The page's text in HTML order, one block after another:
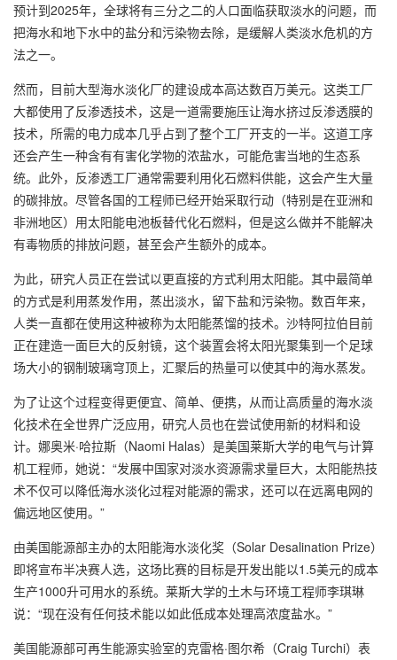
预计到2025年，全球将有三分之二的人口面临获取淡水的问题，而
把海水和地下水中的盐分和污染物去除，是缓解人类淡水危机的方
法之一。
然而，目前大型海水淡化厂的建设成本高达数百万美元。这类工厂
大都使用了反渗透技术，这是一道需要施压让海水挤过反渗透膜的
技术，所需的电力成本几乎占到了整个工厂开支的一半。这道工序
还会产生一种含有有害化学物的浓盐水，可能危害当地的生态系
统。此外，反渗透工厂通常需要利用化石燃料供能，这会产生大量
的碳排放。尽管各国的工程师已经开始采取行动（特别是在亚洲和
非洲地区）用太阳能电池板替代化石燃料，但是这么做并不能解决
有毒物质的排放问题，甚至会产生额外的成本。
为此，研究人员正在尝试以更直接的方式利用太阳能。其中最简单
的方式是利用蒸发作用，蒸出淡水，留下盐和污染物。数百年来，
人类一直都在使用这种被称为太阳能蒸馏的技术。沙特阿拉伯目前
正在建造一面巨大的反射镜，这个装置会将太阳光聚集到一个足球
场大小的钢制玻璃穹顶上，汇聚后的热量可以使其中的海水蒸发。
为了让这个过程变得更便宜、简单、便携，从而让高质量的海水淡
化技术在全世界广泛应用，研究人员也在尝试使用新的材料和设
计。娜奥米·哈拉斯（Naomi Halas）是美国莱斯大学的电气与计算
机工程师，她说：“发展中国家对淡水资源需求量巨大，太阳能热技
术不仅可以降低海水淡化过程对能源的需求，还可以在远离电网的
偏远地区使用。”
由美国能源部主办的太阳能海水淡化奖（Solar Desalination Prize）
即将宣布半决赛人选，这场比赛的目标是开发出能以1.5美元的成本
生产1000升可用水的系统。莱斯大学的土木与环境工程师李琪琳
说：“现在没有任何技术能以如此低成本处理高浓度盐水。”
美国能源部可再生能源实验室的克雷格·图尔希（Craig Turchi）表